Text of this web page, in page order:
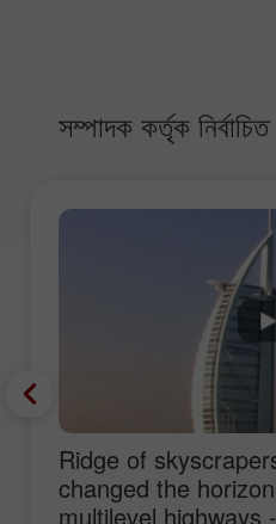
সম্পাদক কর্তৃক নির্বাচিত
Ridge of
changed the
multilevel highways